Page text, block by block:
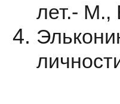
лет.- М.,